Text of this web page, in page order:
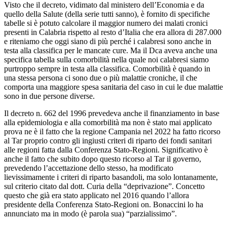
Visto che il decreto, vidimato dal ministero dell’Economia e da
quello della Salute (della serie tutti sanno), è fornito di specifiche
tabelle si è potuto calcolare il maggior numero dei malati cronici
presenti in Calabria rispetto al resto d’Italia che era allora di 287.000
e riteniamo che oggi siano di più perché i calabresi sono anche in
testa alla classifica per le mancate cure. Ma il Dca aveva anche una
specifica tabella sulla comorbilità nella quale noi calabresi siamo
purtroppo sempre in testa alla classifica. Comorbilità è quando in
una stessa persona ci sono due o più malattie croniche, il che
comporta una maggiore spesa sanitaria del caso in cui le due malattie
sono in due persone diverse.
Il decreto n. 662 del 1996 prevedeva anche il finanziamento in base
alla epidemiologia e alla comorbilità ma non è stato mai applicato
prova ne è il fatto che la regione Campania nel 2022 ha fatto ricorso
al Tar proprio contro gli ingiusti criteri di riparto dei fondi sanitari
alle regioni fatta dalla Conferenza Stato-Regioni. Significativo è
anche il fatto che subito dopo questo ricorso al Tar il governo,
prevedendo l’accettazione dello stesso, ha modificato
lievissimamente i criteri di riparto basandoli, ma solo lontanamente,
sul criterio citato dal dott. Curia della “deprivazione”. Concetto
questo che già era stato applicato nel 2016 quando l’allora
presidente della Conferenza Stato-Regioni on. Bonaccini lo ha
annunciato ma in modo (è parola sua) “parzialissimo”.